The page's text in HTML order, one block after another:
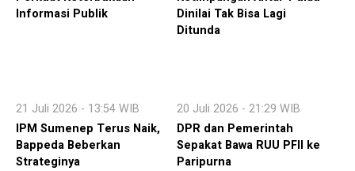
Informasi Publik
Dinilai Tak Bisa Lagi
Ditunda
21 Juli 2026 - 13:54 WIB
IPM Sumenep Terus Naik,
Bappeda Beberkan
Strateginya
20 Juli 2026 - 21:29 WIB
DPR dan Pemerintah
Sepakat Bawa RUU PFII ke
Paripurna